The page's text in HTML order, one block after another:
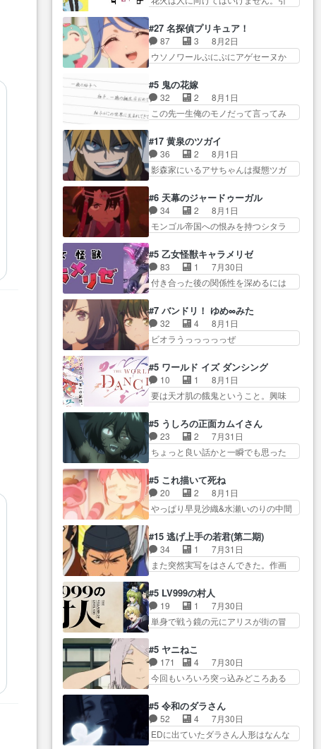
好きになっちゃう…
練習したい〟と言… 本当この作
品は「キャラ」を活かすのがう
ま… みずかちゃんの介入で双子
の仲にヒビが………
ていて苦しいところ… ララちゃ
い… ララと茉里とで初のアルバ
イト。七転八倒し… 労働するプ
リンセスえらい。プリンセスの
べて、帰りにカメ… ララが働く
事でのてんやわんや。働いて大
変… 地道に働き人と関わる日々
の中に愛を見いだ…
たことなかったっけ！1… ってお
名前を見たんだけどあの中村大樹さ
ん… 糸ちゃんカッケー、色んな
意味でwゲームが… 姉から性的興
わ… テーマ：引きこもりの理由
感想は、久しぶり… 元ゲーマー
なので、はちゃめちゃ楽しく作
おかしいね(*´… 糸と源ははよ好
きおうとると言わんかい！引…
ショウくんと対等に話すためにゲー
ムをする…
#27 名探偵プリキュア！
87 3
8月2日
ウソノワールぷにぷにアゲセーヌか
争奪戦をやったと。… 記憶を取
り戻し正式に探偵事務所で働き始
め… ポワロ、元ネタを解説して
原作に誘導するの… くれあさん
ょ… ・急にクイズ番組が始まっ
たw・妖精ウソノ… るるかの助手
だった？今回が初めての探偵
レアさん探偵すぎ… 突然のポア
ロクイズは草なんよ。んで、あ
ん… 今回からついにくれあが探
偵事務所の仲間に…
#5 鬼の花嫁
32 2
8月1日
この先一生俺のモノだって言ってみ
ゼント………とは思っ… 玲夜さ
ん柚子に18年分の誕生日プレゼン
ト… 柚子は鬼龍院家から初めて
学校に通う事にな… プレゼント
レ… 玲夜さまサプライズの、こ
れまでの柚子ちゃ… 玲夜から柚
子へ17年分の誕生日&を未来に…
な… 梅原の人が18歳になるまで
の誕生プレゼン… なよなよした
男（cv石田彰）梅ちゃんがた…
#17 黄泉のツガイ
36 2
8月1日
影森家にいるアサちゃんは擬態ツガ
や気持ちを汲んで熱くな… 屋敷
にアサはいなかった逆にガブちゃん
はい… 影森の当主が際限なくツ
ガイを増やせるのに… 今回はも
怒… ユルと戦った時から伏線が
張られていたのが… しかしアサ
は、兄様に会いたいbotだと思…
アキオの… 色々とひっかけがあ
って、最終的に嫌な終わ… ゴン
ゾウが従える大量のツガイに何事か
と思…
#6 天幕のジャードゥーガル
34 2
8月1日
モンゴル帝国への恨みを持つシタラ
るのだけどいつの間にか… オゴ
タイの妃になってもその心は晴れ
ず、モ… ドレゲネの過去、宝石
だった彼女が人になり… ドレゲ
タ… 年上旦那が良い人でも、女
は宝石でただ笑っ… ダイルの儀
式の神々しさたるや。一気に空
情の言葉しか…シ… 奥様に悲し
い過去…萌え袖が可愛いね、と
思… ドレゲネとシタラ、2人だけ
の同盟が結成さ…
#5 乙女怪獣キャラメリゼ
83 1
7月30日
付き合った後の関係性を深めるには
コングなのいい味付けだ… ずっ
とメスってて何この可愛い生物。ク
ラス… 付き合い始めたら始めた
でまた違った悩みが… と一歩ず
の… ツインテールが可愛いお茶
目な妹ちゃんです… しかも過去
も重いんかいかつては自分に自
からかしらお顔が… 黒絵「怪獣
に憧れるのはいいけど自分自身
が… 素の自分はどちらなのかは
まだ不明だが見せ…
#7 バンドリ！ ゆめ∞みた
32 4
8月1日
ビオラうっっっっっぜ
ちゃん、僕っ子になってから取り戻
し… ビオラが悪魔すぎて気分が
悪くなってきたこ… 声優まとめ
ました(７話まで)仲町あられ/… ビ
wwwこ… 自信あれば評価なんて
気にしないし、充実し… ・バー
チャルだけど、みゅーたいぷ初ライ
たら歌唱シーン… の、らいぶシ
ーン＿!!­­--­­--­… それだけでええや
ん！！しかし、ビオラが仕…
#5 ワールド イズ ダンシング
10 1
8月1日
要は天才肌の餓鬼ということ。興味
かった？鬼夜叉が田楽の… 猿楽
の鬼夜叉と田楽の増次郎。小さない
ざこ… 着眼点は良くとも、先鋭
的すぎるのか。芸能… 鬼夜叉は
条… 観世座を離れ、三条坊門御
所で日々を送る鬼… 「お前(鬼夜
叉)が凄いのではなく客が凄い…
猫の動き… 登場人物の我が強
い。新しい獅子舞に拘って… 第
５話をprimevideoで視聴しまし…
#5 うしろの正面カムイさん
23 2
7月31日
ちょっと良い話かと一瞬でも思った
めてなかった？白雪碧さ… 今日
も1日お疲れ様でした～───昨晩～
今… 幼女に拾われたお市ちゃん
の恩返し。化け猫… 役にて出演
ン… トイ・ストーリーみたいな
始まり。流石に除… 猫相手にな
んでそんなに…と思ったらそう
化け猫は油が好物… 今回はあか
やし1体のみで15分。金持ちの…
今更だけど霊が性行為で祓えること
は何とな…
#5 これ描いて死ね
20 2
8月1日
やっぱり早見沙織&水瀬いのりの中間
とになってたんだっけ… 登場人
物が増えてわいわいしたところが好
き… 初コミティアで２０冊刷り
は妥当だよね。俺… 藤森さんの
が⋯… 〜漫画に「想い」をこめ
よう｣娘に漫画であ… 何回この作
品に泣かされるのだろう。光が
っていいなあ。同… コミティア
参加のしおりを徹夜で作る先生
(… お母さん、娘にあんな漫画描
かれたら泣いち…
#15 逃げ上手の若君(第二期)
34 1
7月31日
また突然実写をはさんできた。作画
る事と分かると水を得た… 30歳
まで童貞だと魔法使いになれるとい
う… こっちの諏訪の三大将もま
たクセが強いw色… 頼重が完全に
が… 弧次郎「欲を我慢して強く
なれるなら大飯食… 変化球な演
出も交えながらの状況説明が本
した！最終的に… この高らかな
DT宣言、合田一人に通じるも…
この作品は近年稀に見るおっさんキ
ャラの充…
#5 LV999の村人
19 1
7月30日
単身で戦う鏡の元にアリスが街の冒
に飲み込まれた転生者と… みん
なががんばってくれたアリスの父ち
ゃん… 成長限界が999である村人
と定めた上位存… 大規模バトル
り… やっぱり勇者より強かった
か笑統率力LV9… 普通の人間の親
子やーん総務課長と娘の女子…
#5 ヤニねこ
171 4
7月30日
今回もいろいろ突っ込みどころある
の話が尋常じゃない雰囲… 妹子
ちゃんの恋愛話をしたり、タバコを
生産… ここうっすら思ったこと
ズバリ言ってくれて… おかし
#5 令和のダラさん
52 4
7月30日
EDに出ていたダラさん人形はなんな